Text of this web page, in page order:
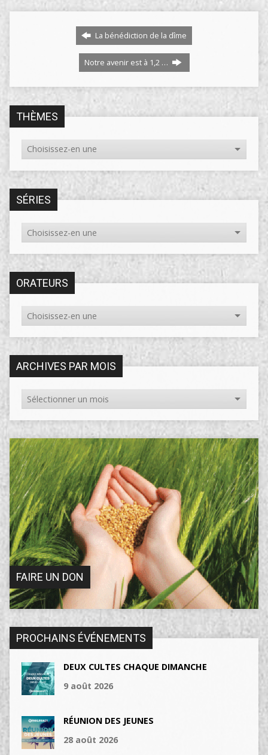
La bénédiction de la dîme
Notre avenir est à 1,2 …
THÈMES
SÉRIES
ORATEURS
ARCHIVES PAR MOIS
FAIRE UN DON
PROCHAINS ÉVÉNEMENTS
DEUX CULTES CHAQUE DIMANCHE
9 août 2026
RÉUNION DES JEUNES
28 août 2026